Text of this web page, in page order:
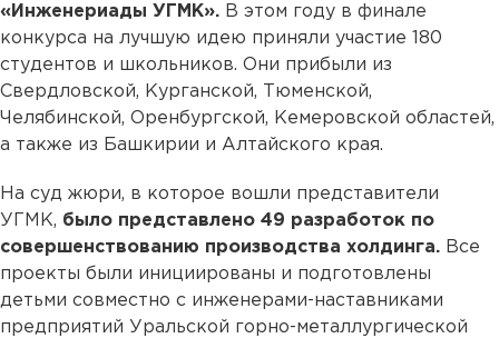
«Инженериады УГМК». В этом году в финале
конкурса на лучшую идею приняли участие 180
студентов и школьников. Они прибыли из
Свердловской, Курганской, Тюменской,
Челябинской, Оренбургской, Кемеровской областей,
а также из Башкирии и Алтайского края.
На суд жюри, в которое вошли представители
УГМК, было представлено 49 разработок по
совершенствованию производства холдинга. Все
проекты были инициированы и подготовлены
детьми совместно с инженерами-наставниками
предприятий Уральской горно-металлургической